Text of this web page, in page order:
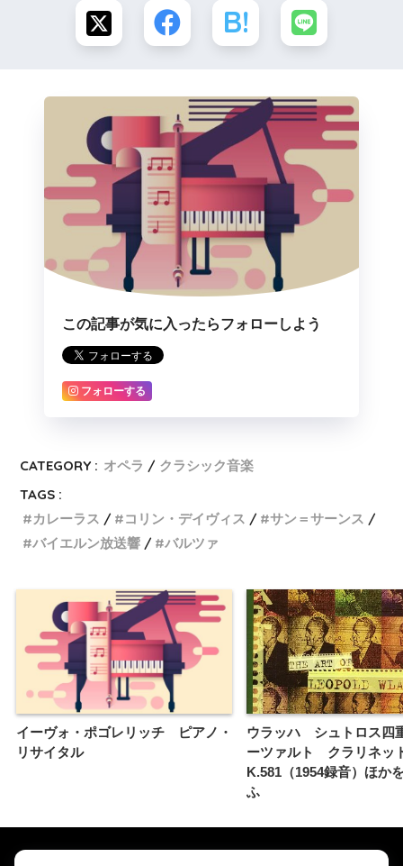
この記事が気に入ったらフォローしよう
フォローする
CATEGORY : オペラ
クラシック音楽
TAGS :
カレーラス
コリン・デイヴィス
サン＝サーンス
バイエルン放送響
バルツァ
イーヴォ・ポゴレリッチ ピアノ・
リサイタル
ウラッハ シュトロス四
ーツァルト クラリネッ
K.581（1954録音）ほか
ふ